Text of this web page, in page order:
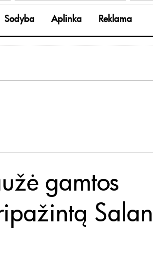
Sodyba Aplinka Reklama
gamtos